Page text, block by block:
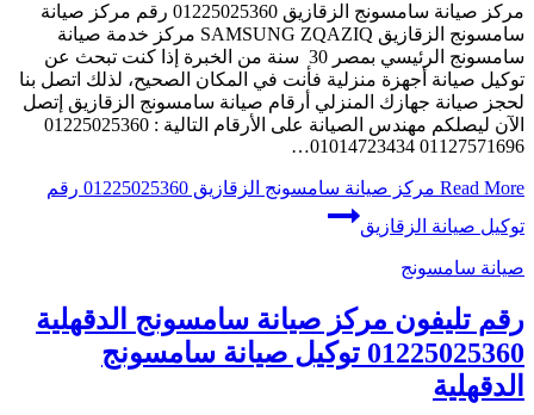
مركز صيانة سامسونج الزقازيق 01225025360 رقم مركز صيانة
سامسونج الزقازيق SAMSUNG ZQAZIQ مركز خدمة صيانة
سامسونج الرئيسي بمصر 30 سنة من الخبرة إذا كنت تبحث عن
توكيل صيانة أجهزة منزلية فأنت في المكان الصحيح، لذلك اتصل بنا
لحجز صيانة جهازك المنزلي أرقام صيانة سامسونج الزقازيق إتصل
الآن ليصلكم مهندس الصيانة على الأرقام التالية : 01225025360
01127571696 01014723434…
Read More
مركز صيانة سامسونج الزقازيق 01225025360 رقم
توكيل صيانة الزقازيق
صيانة سامسونج
رقم تليفون مركز صيانة سامسونج الدقهلية
01225025360 توكيل صيانة سامسونج
الدقهلية